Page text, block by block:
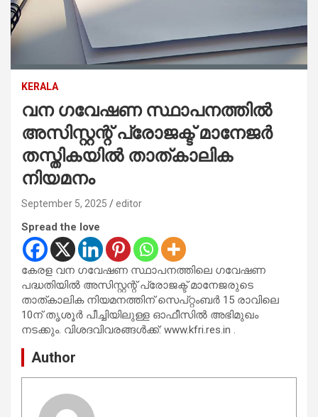
KERALA
വന ഗവേഷണ സ്ഥാപനത്തിൽ
അസിസ്റ്റന്റ് പ്രോജക്ട് മാനേജർ
തസ്തികയിൽ താത്കാലിക
നിയമനം
September 5, 2025 editor
Spread the love
കേരള വന ഗവേഷണ സ്ഥാപനത്തിലെ ഗവേഷണ
പദ്ധതിയിൽ അസിസ്റ്റന്റ് പ്രോജക്ട് മാനേജരുടെ
താത്കാലിക നിയമനത്തിന് സെപ്റ്റംബർ 15 രാവിലെ
10ന് തൃശൂർ പീച്ചിയിലുള്ള ഓഫീസിൽ അഭിമുഖം
നടക്കും. വിശദവിവരങ്ങൾക്ക്: www.kfri.res.in .
Author